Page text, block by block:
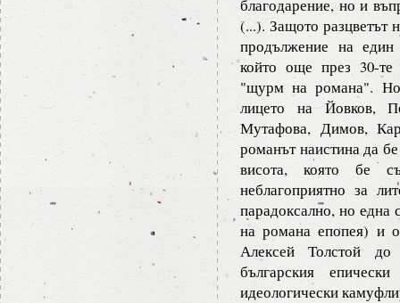
благодарение, но и
(...). Защото разцветът
продължение на един
който още през 30-
"щурм на романа".
лицето на Йовков,
Мутафова, Димов,
романът наистина да
висота, която бе
неблагоприятно за
парадоксално, но една
на романа епопея) и
Алексей Толстой
българския
идеологически